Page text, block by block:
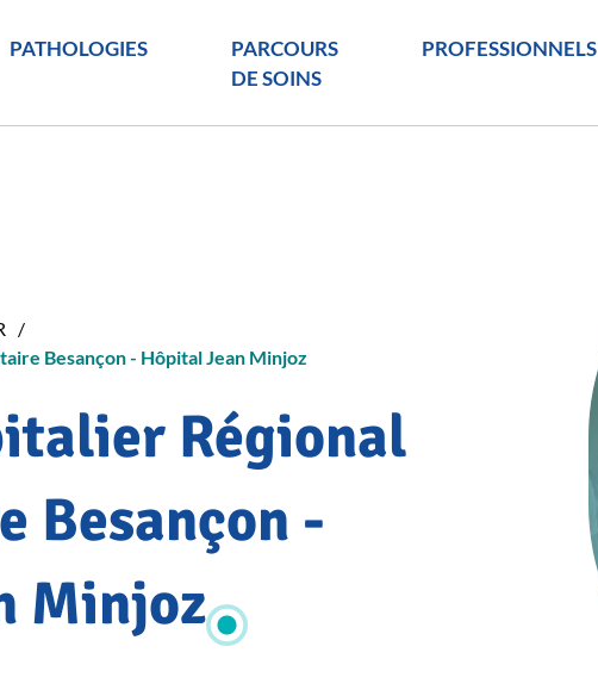
PATHOLOGIES
PARCOURS
DE SOINS
PROFESSIONNELS
Besançon - Hôpital Jean Minjoz
Régional
Besançon -
Minjoz